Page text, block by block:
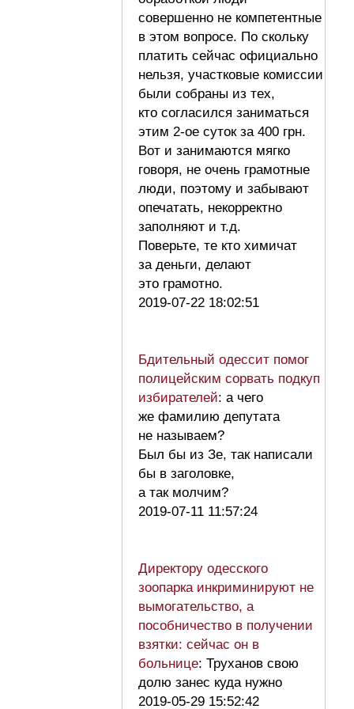
совершенно не компетентные
в этом вопросе. По скольку
платить сейчас официально
нельзя, участковые комиссии
были собраны из тех,
кто согласился заниматься
этим 2-ое суток за 400 грн.
Вот и занимаются мягко
говоря, не очень грамотные
люди, поэтому и забывают
опечатать, некорректно
заполняют и т.д.
Поверьте, те кто химичат
за деньги, делают
это грамотно.
2019-07-22 18:02:51
Бдительный одессит помог
полицейским сорвать подкуп
избирателей: а чего
же фамилию депутата
не называем?
Был бы из Зе, так написали
бы в заголовке,
а так молчим?
2019-07-11 11:57:24
Директору одесского
зоопарка инкриминируют не
вымогательство, а
пособничество в получении
взятки: сейчас он в
больнице: Труханов свою
долю занес куда нужно
2019-05-29 15:52:42